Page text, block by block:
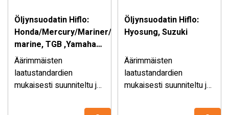
Öljynsuodatin Hiflo:
Honda/Mercury/Mariner/Yamaha
marine, TGB ,Yamaha
FJR
Äärimmäisten
laatustandardien
mukaisesti suunniteltu ja
Öljynsuodatin Hiflo:
Hyosung, Suzuki
Äärimmäisten
laatustandardien
mukaisesti suunniteltu ja